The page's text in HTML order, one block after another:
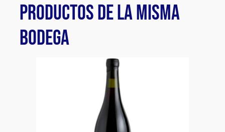
PRODUCTOS DE LA MISMA
BODEGA